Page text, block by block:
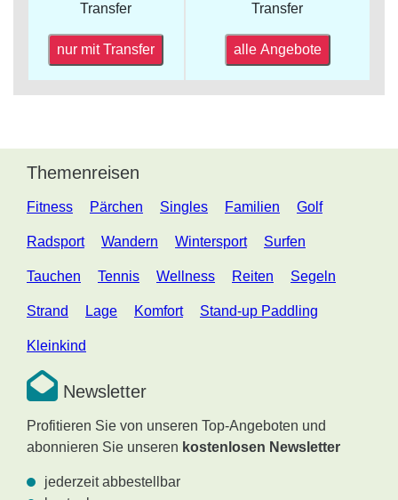
Transfer
nur mit Transfer
Transfer
alle Angebote
Themenreisen
Fitness Pärchen Singles Familien Golf
Radsport Wandern Wintersport Surfen
Tauchen Tennis Wellness Reiten Segeln
Strand Lage Komfort Stand-up Paddling
Kleinkind
Newsletter
Profitieren Sie von unseren Top-Angeboten und
abonnieren Sie unseren kostenlosen Newsletter
jederzeit abbestellbar